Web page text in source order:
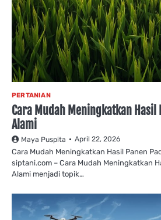
PERTANIAN
Cara Mudah Meningkatkan Hasil
Alami
Maya Puspita April 22, 2026
Cara Mudah Meningkatkan Hasil Panen
siptani.com – Cara Mudah Meningkatkan
Alami menjadi topik…